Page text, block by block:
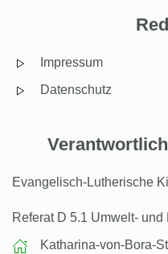
Impressum
Datenschutz
Evangelisch-Lutherische
Referat D 5.1 Umwelt-
Katharina-von-Bora-